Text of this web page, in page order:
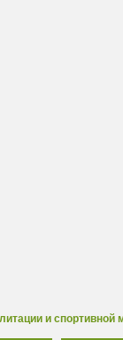
и спортивной